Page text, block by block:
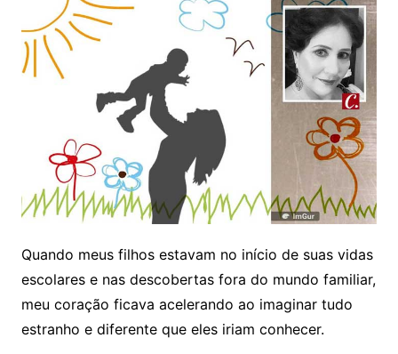
Quando meus filhos estavam no início de suas vidas
escolares e nas descobertas fora do mundo familiar,
meu coração ficava acelerando ao imaginar tudo
estranho e diferente que eles iriam conhecer.